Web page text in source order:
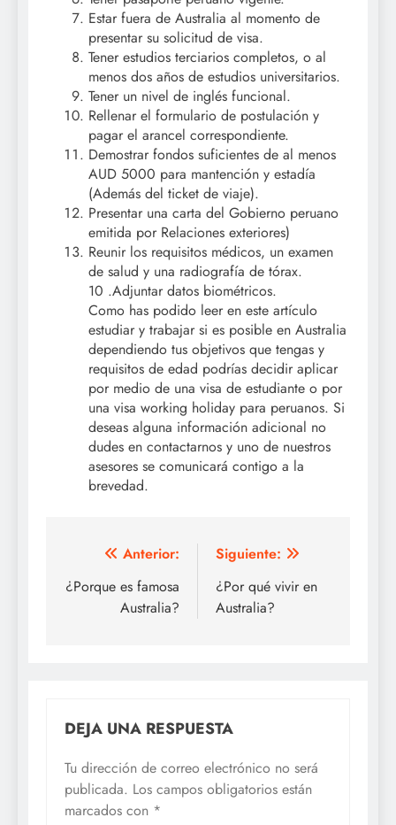
Estar fuera de Australia al momento de
presentar su solicitud de visa.
Tener estudios terciarios completos, o al
menos dos años de estudios universitarios.
Tener un nivel de inglés funcional.
Rellenar el formulario de postulación y
pagar el arancel correspondiente.
Demostrar fondos suficientes de al menos
AUD 5000 para mantención y estadía
(Además del ticket de viaje).
Presentar una carta del Gobierno peruano
emitida por Relaciones exteriores)
Reunir los requisitos médicos, un examen
de salud y una radiografía de tórax.
10 .Adjuntar datos biométricos.
Como has podido leer en este artículo
estudiar y trabajar si es posible en Australia
dependiendo tus objetivos que tengas y
requisitos de edad podrías decidir aplicar
por medio de una visa de estudiante o por
una visa working holiday para peruanos. Si
deseas alguna información adicional no
dudes en contactarnos y uno de nuestros
asesores se comunicará contigo a la
brevedad.
Navegación
de
entradas
Anterior:
¿Porque es famosa
Australia?
Siguiente:
¿Por qué vivir en
Australia?
DEJA UNA RESPUESTA
Tu dirección de correo electrónico no será
publicada. Los campos obligatorios están
marcados con *